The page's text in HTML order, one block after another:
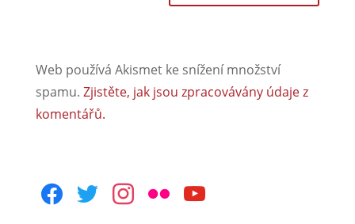
Web používá Akismet ke snížení množství
spamu. Zjistěte, jak jsou zpracovávány údaje z
komentářů.
facebooktwitterinstagram
flickr youtube